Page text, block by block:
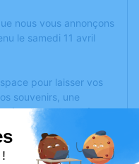
nous vous annonçons
le samedi 11 avril
pour laisser vos
souvenirs, une
à travers des poèmes
d'expression dédié à